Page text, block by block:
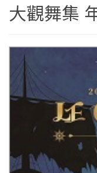
大觀舞集